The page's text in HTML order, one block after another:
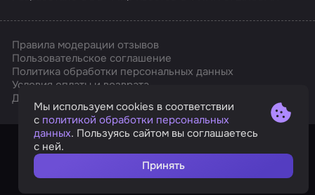
Правила модерации отзывов
Пользовательское соглашение
Политика обработки персональных данных
Условия оплаты и возврата
Дизайн
Мы используем cookies в соответствии
с политикой обработки персональных
данных. Пользуясь сайтом вы соглашаетесь
с ней.
Принять